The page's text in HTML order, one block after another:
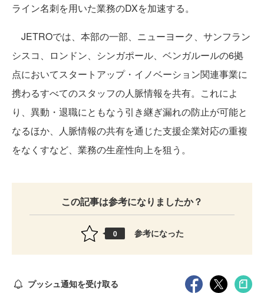
ライン名刺を用いた業務のDXを加速する。
JETROでは、本部の一部、ニューヨーク、サンフラン
シスコ、ロンドン、シンガポール、ベンガルールの6拠
点においてスタートアップ・イノベーション関連事業に
携わるすべてのスタッフの人脈情報を共有。これによ
り、異動・退職にともなう引き継ぎ漏れの防止が可能と
なるほか、人脈情報の共有を通じた支援企業対応の重複
をなくすなど、業務の生産性向上を狙う。
この記事は参考になりましたか？
0 参考になった
プッシュ通知を受け取る